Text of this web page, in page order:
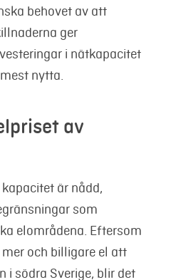
behovet av att
ger
i nätkapacitet
nytta.
av
är nådd,
som
elområdena. Eftersom
och billigare el att
i södra Sverige, blir det